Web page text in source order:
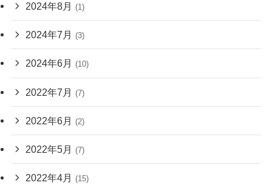
2024年8月 (1)
2024年7月 (3)
2024年6月 (10)
2022年7月 (7)
2022年6月 (2)
2022年5月 (7)
2022年4月 (15)